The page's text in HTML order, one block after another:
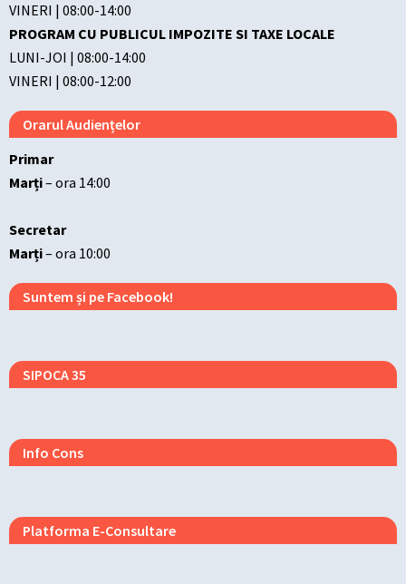
VINERI | 08:00-14:00
PROGRAM CU PUBLICUL IMPOZITE SI TAXE LOCALE
LUNI-JOI | 08:00-14:00
VINERI | 08:00-12:00
Orarul Audiențelor
Primar
Marți– ora 14:00
Secretar
Marți– ora 10:00
Suntem și pe Facebook!
SIPOCA 35
Info Cons
Platforma E-Consultare